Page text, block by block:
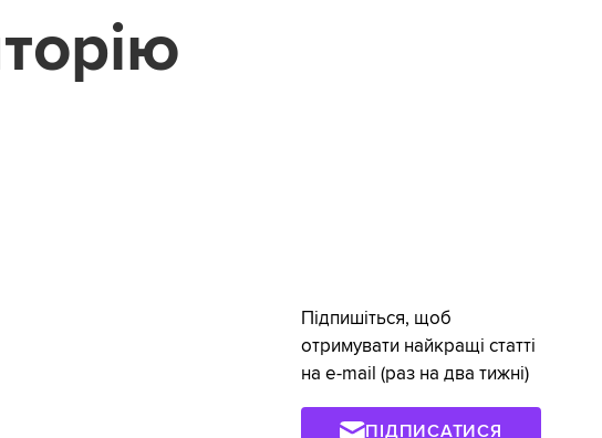
Підпишіться, щоб
отримувати найкращі статті
на e-mail (раз на два тижні)
ПІДПИСАТИСЯ